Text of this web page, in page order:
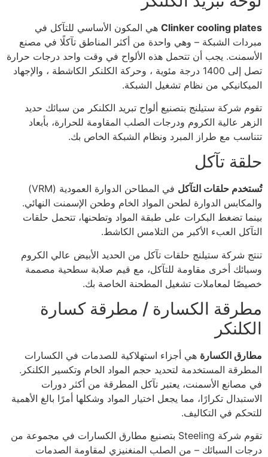
Clinker cooling plates هي المكون الأساسي للتآكل في
مبردات الشبكة – وهي واحدة من أكثر المناطق تآكلًا في مصنع
الأسمنت. يجب أن تتحمل هذه الألواح في وقت واحد درجات حرارة
تصل إلى 1400 درجة مئوية ، وحركة الكلنكر الكاشطة ، والإجهاد
الميكانيكي من نظام تشغيل الشبكة.
تقوم شركة ستيلنج بتصنيع ألواح تبريد الكلنكر من سبائك حديد
الزهر عالية الكروم ودرجات الصلب المقاومة للحرارة، بأبعاد
تتناسب مع طراز المبرد ونظام الشبكة الخاص بك.
حلقة تآكل
تُستخدم حلقات التآكل
في المطاحن الدوارة العمودية (VRM)
والمكابس الدوارة لطحن المواد الخام وطحن الإسمنت النهائي.
بينما تضغط البكرات على طبقة المواد وتطحنها، تتحمل حلقات
التآكل العبء الأكبر من التلامس الكاشط.
تنتج شركة ستيلنج حلقات تآكل من الحديد الأبيض عالي الكروم
وسبائك أخرى مقاومة للتآكل، مع قيم صلابة سطحية مصممة
خصيصًا لمعاملات تشغيل المطحنة الخاصة بك.
مطرقة الكسارة / مطرقة كسارة
الكلنكر
مطارق الكسارة هي أجزاء استهلاكية للصدمات في الكسارات
المطرقة المستخدمة لتحديد حجم المواد الخام وتكسير الكلنكر.
في مصانع الأسمنت، يعتبر تآكل المطرقة من أكثر دورات
الاستبدال تكرارًا، مما يجعل اختيار المواد وشكلها أمرًا بالغ الأهمية
للتحكم في التكاليف.
تقوم شركة Steeling بتصنيع مطارق الكسارات في مجموعة من
درجات السبائك – من الصلب المنغنيزي لمقاومة الصدمات